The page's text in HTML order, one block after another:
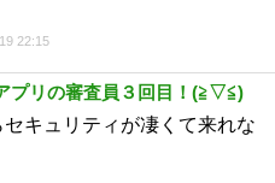
22:15
プリの審査員３回目！(⁠≧⁠▽⁠≦⁠)
キュリティが凄くて来れな